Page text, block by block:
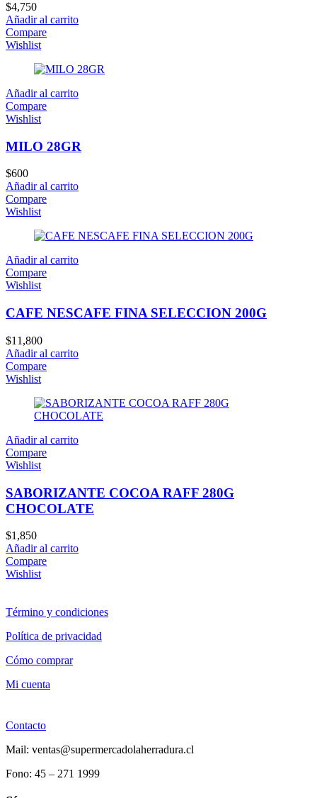
$4,750
Añadir al carrito
Compare
Wishlist
Añadir al carrito
Compare
Wishlist
MILO 28GR
$600
Añadir al carrito
Compare
Wishlist
Añadir al carrito
Compare
Wishlist
CAFE NESCAFE FINA SELECCION 200G
$11,800
Añadir al carrito
Compare
Wishlist
Añadir al carrito
Compare
Wishlist
SABORIZANTE COCOA RAFF 280G
CHOCOLATE
$1,850
Añadir al carrito
Compare
Wishlist
Término y condiciones
Política de privacidad
Cómo comprar
Mi cuenta
Contacto
Mail: ventas@supermercadolaherradura.cl
Fono: 45 – 271 1999